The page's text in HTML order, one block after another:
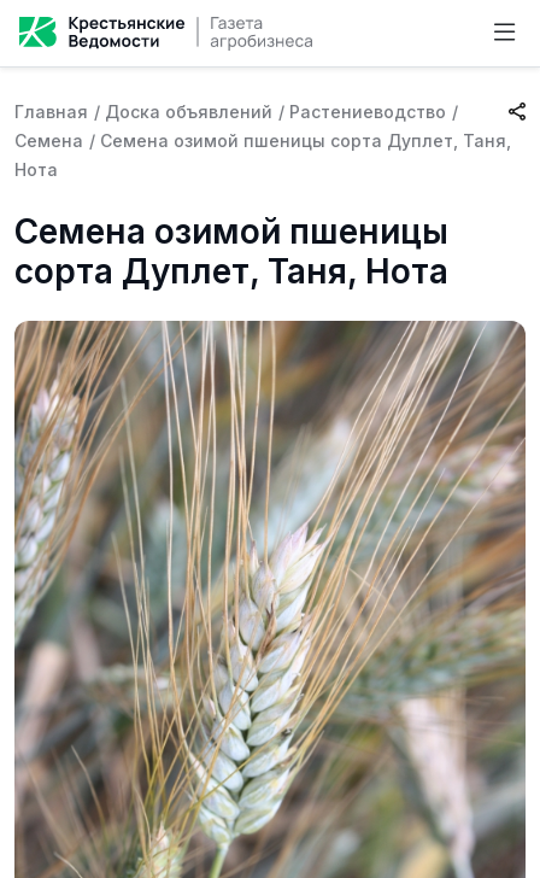
Главная / Доска объявлений / Растениеводство /
Семена / Семена озимой пшеницы сорта Дуплет, Таня,
Нота
Семена озимой пшеницы
сорта Дуплет, Таня, Нота